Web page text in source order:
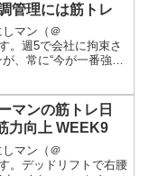
管理には筋トレ
マン（＠
。週5で会社に拘束さ
、常に“今が一番強
が深まりました。朝
マンの筋トレ日
力向上 WEEK9
マン（＠
。デッドリフトで右腰